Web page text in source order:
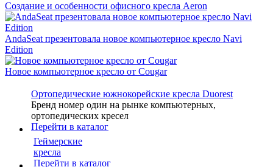
Создание и особенности офисного кресла Aeron
AndaSeat презентовала новое компьютерное кресло Navi
Edition
Новое компьютерное кресло от Cougar
Ортопедические южнокорейские кресла Duorest
Бренд номер один на рынке компьютерных,
ортопедических кресел
Перейти в каталог
Геймерские
кресла
Перейти в каталог